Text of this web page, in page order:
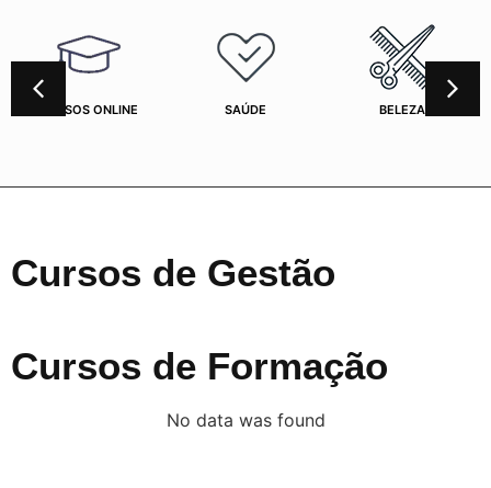
CURSOS ONLINE SAÚDE BELEZA
Cursos de Gestão
Cursos de Formação
No data was found